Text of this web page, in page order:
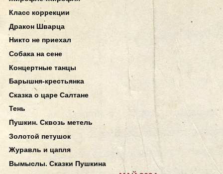
Класс коррекции
Дракон Шварца
Никто не приехал
Собака на сене
Концертные танцы
Барышня-крестьянка
Сказка о царе Салтане
Тень
Пушкин. Сквозь метель
Золотой петушок
Журавль и цапля
Вымыслы. Сказки Пушкина